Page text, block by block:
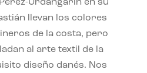
Urdangarín en su
llevan los colores
de la costa, pero
al arte textil de la
diseño danés. Nos